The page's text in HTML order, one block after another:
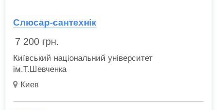
Слюсар-сантехнік
7 200 грн.
Київський національний університет
ім.Т.Шевченка
Киев